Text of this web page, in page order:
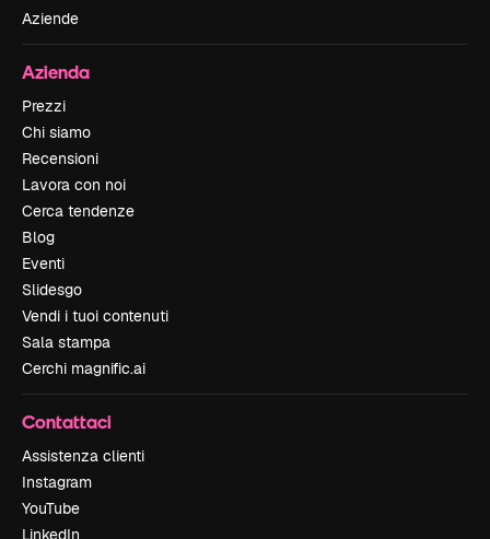
Aziende
Azienda
Prezzi
Chi siamo
Recensioni
Lavora con noi
Cerca tendenze
Blog
Eventi
Slidesgo
Vendi i tuoi contenuti
Sala stampa
Cerchi magnific.ai
Contattaci
Assistenza clienti
Instagram
YouTube
LinkedIn